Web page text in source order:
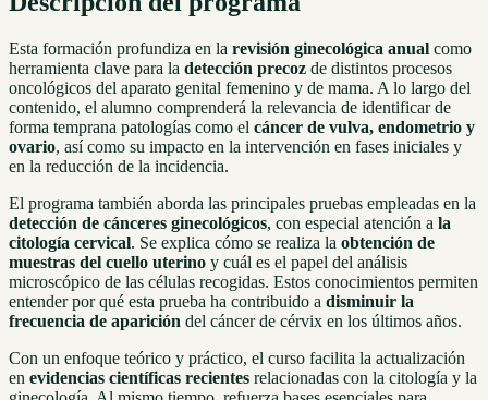
Esta formación profundiza en la revisión ginecológica anual como
herramienta clave para la detección precoz de distintos procesos
oncológicos del aparato genital femenino y de mama. A lo largo del
contenido, el alumno comprenderá la relevancia de identificar de
forma temprana patologías como el cáncer de vulva, endometrio y
ovario, así como su impacto en la intervención en fases iniciales y
en la reducción de la incidencia.
El programa también aborda las principales pruebas empleadas en la
detección de cánceres ginecológicos, con especial atención a la
citología cervical. Se explica cómo se realiza la obtención de
muestras del cuello uterino y cuál es el papel del análisis
microscópico de las células recogidas. Estos conocimientos permiten
entender por qué esta prueba ha contribuido a disminuir la
frecuencia de aparición del cáncer de cérvix en los últimos años.
Con un enfoque teórico y práctico, el curso facilita la actualización
en evidencias científicas recientes relacionadas con la citología y la